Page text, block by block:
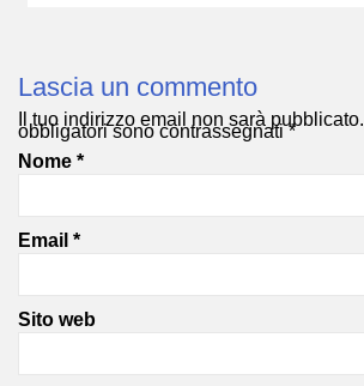
Lascia un commento
Il tuo indirizzo email non sarà pubblicato.
obbligatori sono contrassegnati*
Nome *
Email *
Sito web